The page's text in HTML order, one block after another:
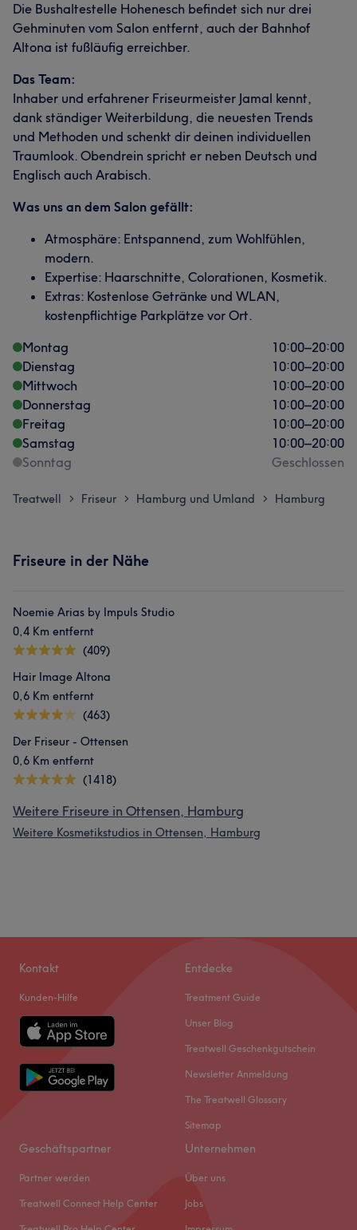
Die Bushaltestelle Hohenesch befindet sich nur drei
Gehminuten vom Salon entfernt, auch der Bahnhof
Altona ist fußläufig erreichber.
Das Team:
Inhaber und erfahrener Friseurmeister Jamal kennt,
dank ständiger Weiterbildung, die neuesten Trends
und Methoden und schenkt dir deinen individuellen
Traumlook. Obendrein spricht er neben Deutsch und
Englisch auch Arabisch.
Was uns an dem Salon gefällt:
Atmosphäre: Entspannend, zum Wohlfühlen,
modern.
Expertise: Haarschnitte, Colorationen, Kosmetik.
Extras: Kostenlose Getränke und WLAN,
kostenpflichtige Parkplätze vor Ort.
Montag
10:00–20:00
Dienstag
10:00–20:00
Mittwoch
10:00–20:00
Donnerstag
10:00–20:00
Freitag
10:00–20:00
Samstag
10:00–20:00
Sonntag
Geschlossen
Treatwell > Friseur > Hamburg und Umland > Hamburg
Friseure in der Nähe
Noemie Arias by Impuls Studio
0,4 Km entfernt
(409)
Hair Image Altona
0,6 Km entfernt
(463)
Der Friseur - Ottensen
0,6 Km entfernt
(1418)
Weitere Friseure in Ottensen, Hamburg
Weitere Kosmetikstudios in Ottensen, Hamburg
Kontakt
Kunden-Hilfe
Entdecke
Treatment Guide
Unser Blog
Treatwell Geschenkgutschein
Newsletter Anmeldung
The Treatwell Glossary
Sitemap
Geschäftspartner
Partner werden
Treatwell Connect Help Center
Unternehmen
Über uns
Jobs